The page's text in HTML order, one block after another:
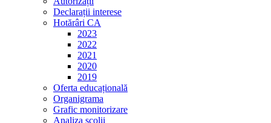
Declarații interese
Hotărâri CA
2023
2022
2021
2020
2019
Oferta educațională
Organigrama
Grafic monitorizare
Analiza şcolii